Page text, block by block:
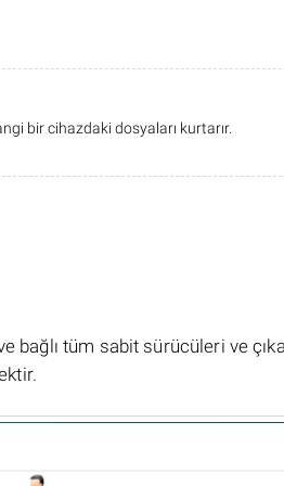
bir cihazdaki dosyaları kurtarır.
bağlı tüm sabit sürücüleri ve